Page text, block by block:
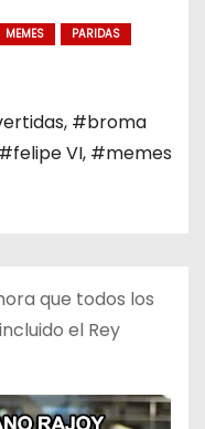
MEMES PARIDAS
, #broma
#felipe VI, #memes
que todos los
el Rey